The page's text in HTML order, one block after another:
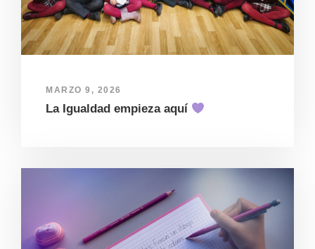
MARZO 9, 2026
La Igualdad empieza aquí